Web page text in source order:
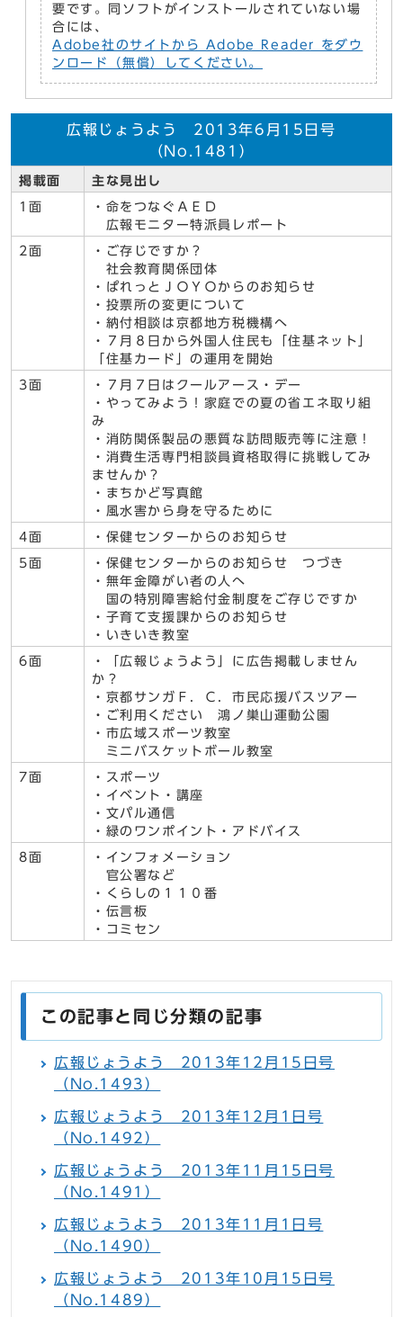
要です。同ソフトがインストールされていない場
合には、
Adobe社のサイトから Adobe Reader をダウ
ンロード（無償）してください。
広報じょうよう 2013年6月15日号
（No.1481）
掲載面 主な見出し
1面
・命をつなぐＡＥＤ
広報モニター特派員レポート
2面
・ご存じですか？
社会教育関係団体
・ぱれっとＪＯＹＯからのお知らせ
・投票所の変更について
・納付相談は京都地方税機構へ
・７月８日から外国人住民も「住基ネット」
「住基カード」の運用を開始
3面
・７月７日はクールアース・デー
・やってみよう！家庭での夏の省エネ取り組
み
・消防関係製品の悪質な訪問販売等に注意！
・消費生活専門相談員資格取得に挑戦してみ
ませんか？
・まちかど写真館
・風水害から身を守るために
4面 ・保健センターからのお知らせ
5面
・保健センターからのお知らせ つづき
・無年金障がい者の人へ
国の特別障害給付金制度をご存じですか
・子育て支援課からのお知らせ
・いきいき教室
6面
・「広報じょうよう」に広告掲載しません
か？
・京都サンガＦ．Ｃ．市民応援バスツアー
・ご利用ください 鴻ノ巣山運動公園
・市広域スポーツ教室
ミニバスケットボール教室
7面
・スポーツ
・イベント・講座
・文パル通信
・緑のワンポイント・アドバイス
8面
・インフォメーション
官公署など
・くらしの１１０番
・伝言板
・コミセン
この記事と同じ分類の記事
広報じょうよう 2013年12月15日号
（No.1493）
広報じょうよう 2013年12月1日号
（No.1492）
広報じょうよう 2013年11月15日号
（No.1491）
広報じょうよう 2013年11月1日号
（No.1490）
広報じょうよう 2013年10月15日号
（No.1489）